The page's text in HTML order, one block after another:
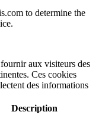
to determine the
aux visiteurs des
Ces cookies
des informations
Description